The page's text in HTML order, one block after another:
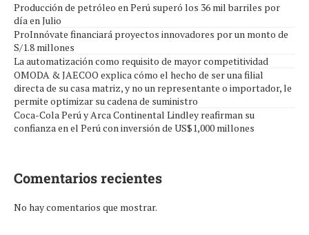
Producción de petróleo en Perú superó los 36 mil barriles por
día en Julio
ProInnóvate financiará proyectos innovadores por un monto de
S/1.8 millones
La automatización como requisito de mayor competitividad
OMODA & JAECOO explica cómo el hecho de ser una filial
directa de su casa matriz, y no un representante o importador, le
permite optimizar su cadena de suministro
Coca-Cola Perú y Arca Continental Lindley reafirman su
confianza en el Perú con inversión de US$1,000 millones
Comentarios recientes
No hay comentarios que mostrar.